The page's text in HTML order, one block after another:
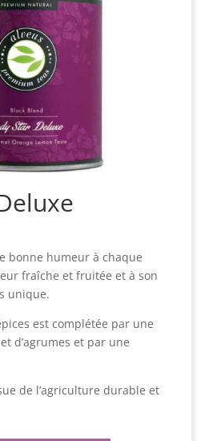
bonne humeur à chaque
fraîche et fruitée et à son
unique.
est complétée par une
d’agrumes et par une
de l’agriculture durable et